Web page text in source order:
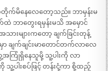
မိနေလေတော့သည်။ ဘာမှန်းမ
ထဲ ဘာတွေးရမှန်းမသိ အမှောင်
းများကတော့ ချက်ခြင်းတုန့်
ာ ချက်ချင်းမာတောင်တက်လာလေ
ြုံရှိနေသူမို့ သူ့ပါးကို လာ
သူ့ပါးစပ်ဖြင့် တန်းငုံ့ကာ စို့ထည့်